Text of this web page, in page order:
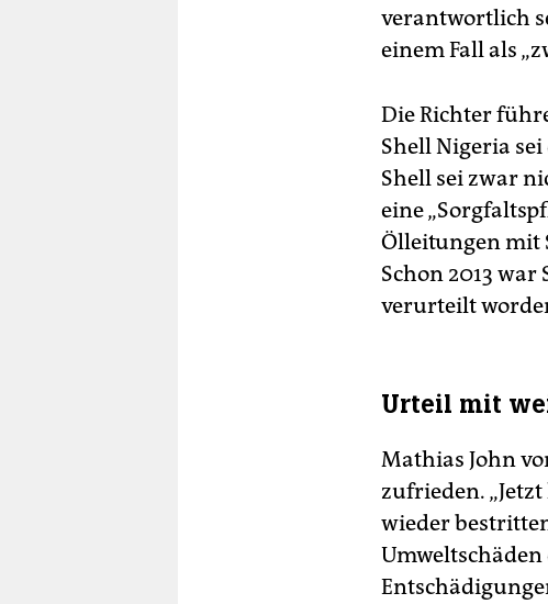
verantwortlich
einem Fall als
Die Richter
Shell Nigeria
Shell sei zwar
eine
Ölleitungen mit
Schon 2013
verurteilt
Urteil mit
Mathias John
zufrieden.
wieder